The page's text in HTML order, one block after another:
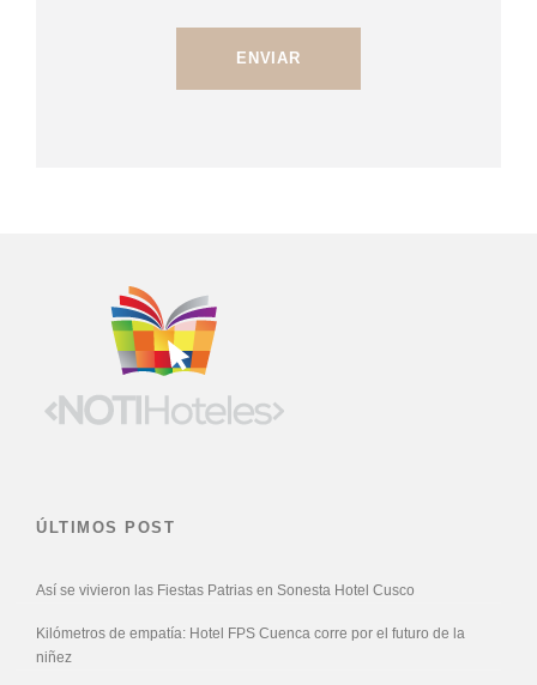
ÚLTIMOS POST
Así se vivieron las Fiestas Patrias en Sonesta Hotel Cusco
Kilómetros de empatía: Hotel FPS Cuenca corre por el futuro de la
niñez